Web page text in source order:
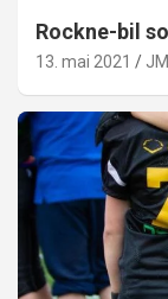
Rockne-bil
13. mai 2021